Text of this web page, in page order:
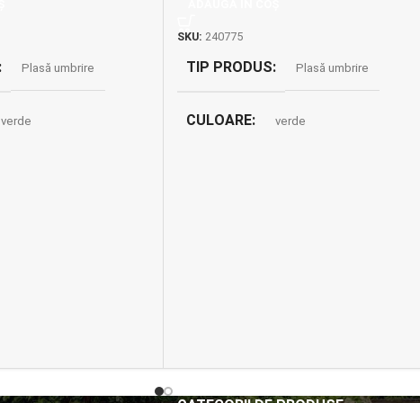
Plasă umbrire
verde
SKU: 240775
TIP PRODUS Plasă umbrire
CULOARE verde